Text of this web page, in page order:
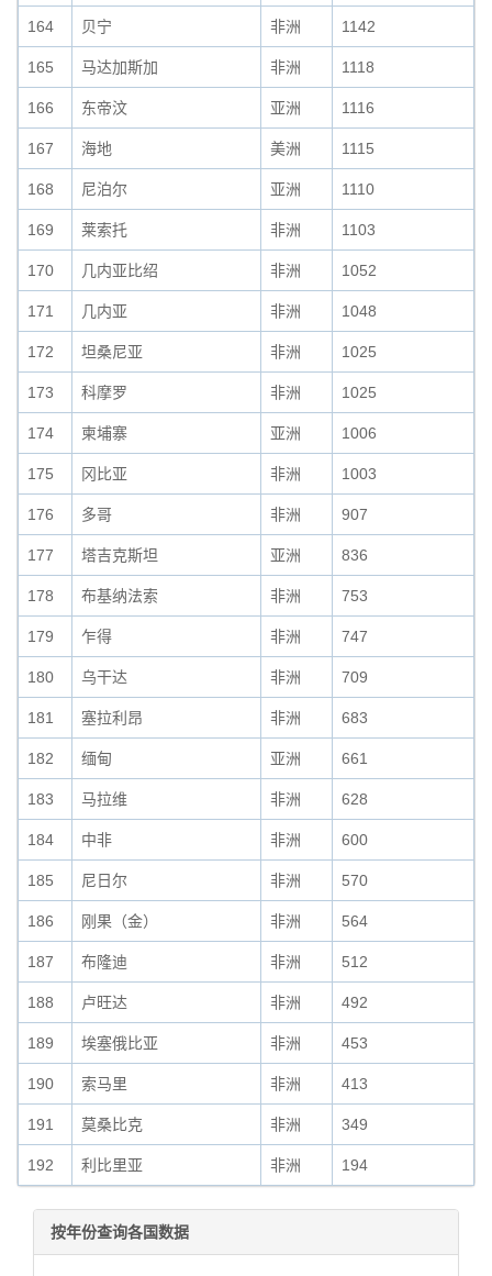
164 贝宁 非洲 1142
165 马达加斯加 非洲 1118
166 东帝汶 亚洲 1116
167 海地 美洲 1115
168 尼泊尔 亚洲 1110
169 莱索托 非洲 1103
170 几内亚比绍 非洲 1052
171 几内亚 非洲 1048
172 坦桑尼亚 非洲 1025
173 科摩罗 非洲 1025
174 柬埔寨 亚洲 1006
175 冈比亚 非洲 1003
176 多哥 非洲 907
177 塔吉克斯坦 亚洲 836
178 布基纳法索 非洲 753
179 乍得 非洲 747
180 乌干达 非洲 709
181 塞拉利昂 非洲 683
182 缅甸 亚洲 661
183 马拉维 非洲 628
184 中非 非洲 600
185 尼日尔 非洲 570
186 刚果（金） 非洲 564
187 布隆迪 非洲 512
188 卢旺达 非洲 492
189 埃塞俄比亚 非洲 453
190 索马里 非洲 413
191 莫桑比克 非洲 349
192 利比里亚 非洲 194
按年份查询各国数据